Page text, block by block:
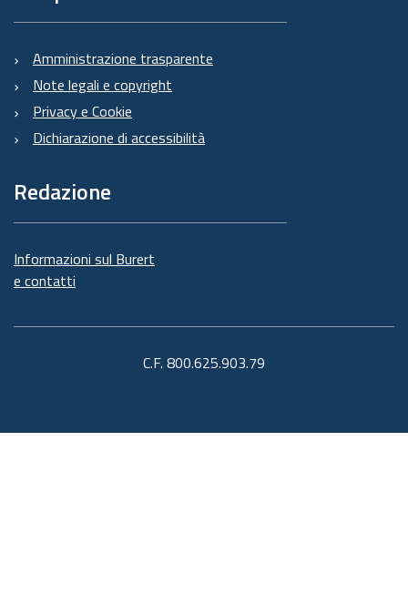
Amministrazione trasparente
Note legali e copyright
Privacy e Cookie
Dichiarazione di accessibilità
Redazione
Informazioni sul Burert
e contatti
C.F. 800.625.903.79